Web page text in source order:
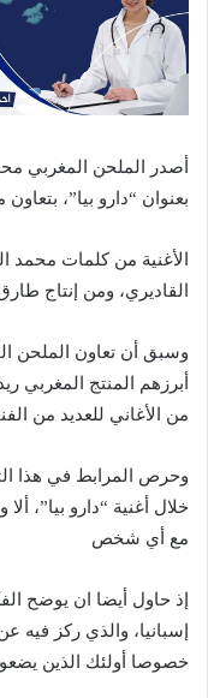
أصدر الملحن المغربي
بعنوان “دارو بيا”،
الأغنية من كلمات محمد
القاديري، ومن إنتاج
وسبق أن تعاون الملحن
أبرزهم المنتج المغربي
من الأغاني للعديد من
وحرص المرابط في هذا
خلال أغنية “دارو بيا”،
مع أي شخص
إذ حاول أيضا ان يوضح
إسبانيا، والذي ركز فيه
خصوصا أولئك الذين